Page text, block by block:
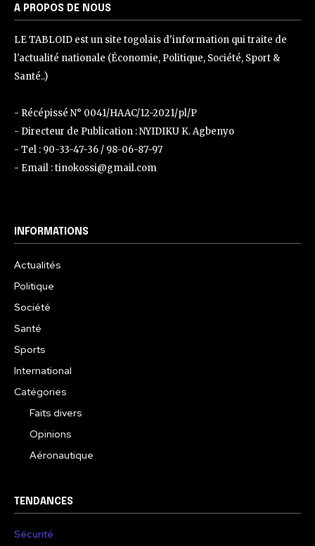
A PROPOS DE NOUS
LE TABLOID est un site togolais d'information qui traite de
l'actualité nationale (Économie, Politique, Société, Sport &
Santé..)
- Récépissé N° 0041/HAAC/12-2021/pl/P
- Directeur de Publication : NYIDIKU K. Agbenyo
- Tel : 90-33-47-36 / 98-06-87-97
- Email : tinokossi@gmail.com
INFORMATIONS
Actualités
Politique
Société
Santé
Sports
International
Catégories
Faits divers
Opinions
Aéronautique
TENDANCES
Sécurité